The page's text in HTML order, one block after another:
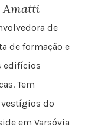
Amatti
de
de formação e
edifícios
Tem
do
em Varsóvia